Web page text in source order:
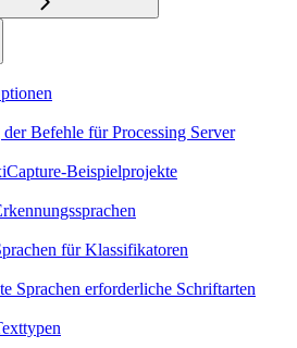
Befehle für Processing Server
Beispielprojekte
für Klassifikatoren
Sprachen erforderliche Schriftarten